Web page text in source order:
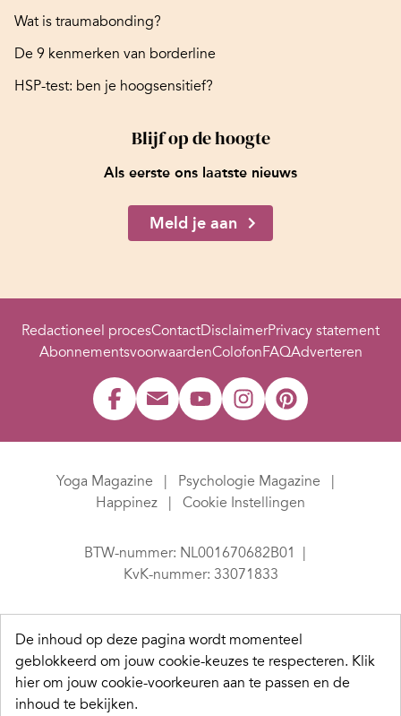
Wat is traumabonding?
De 9 kenmerken van borderline
HSP-test: ben je hoogsensitief?
Blijf op de hoogte
Als eerste ons laatste nieuws
Meld je aan
Redactioneel procesContactDisclaimerPrivacy statement
AbonnementsvoorwaardenColofonFAQAdverteren
Yoga Magazine
Psychologie Magazine
Happinez
Cookie Instellingen
BTW-nummer: NL001670682B01
KvK-nummer: 33071833
De inhoud op deze pagina wordt momenteel
geblokkeerd om jouw cookie-keuzes te respecteren. Klik
hier om jouw cookie-voorkeuren aan te passen en de
inhoud te bekijken.